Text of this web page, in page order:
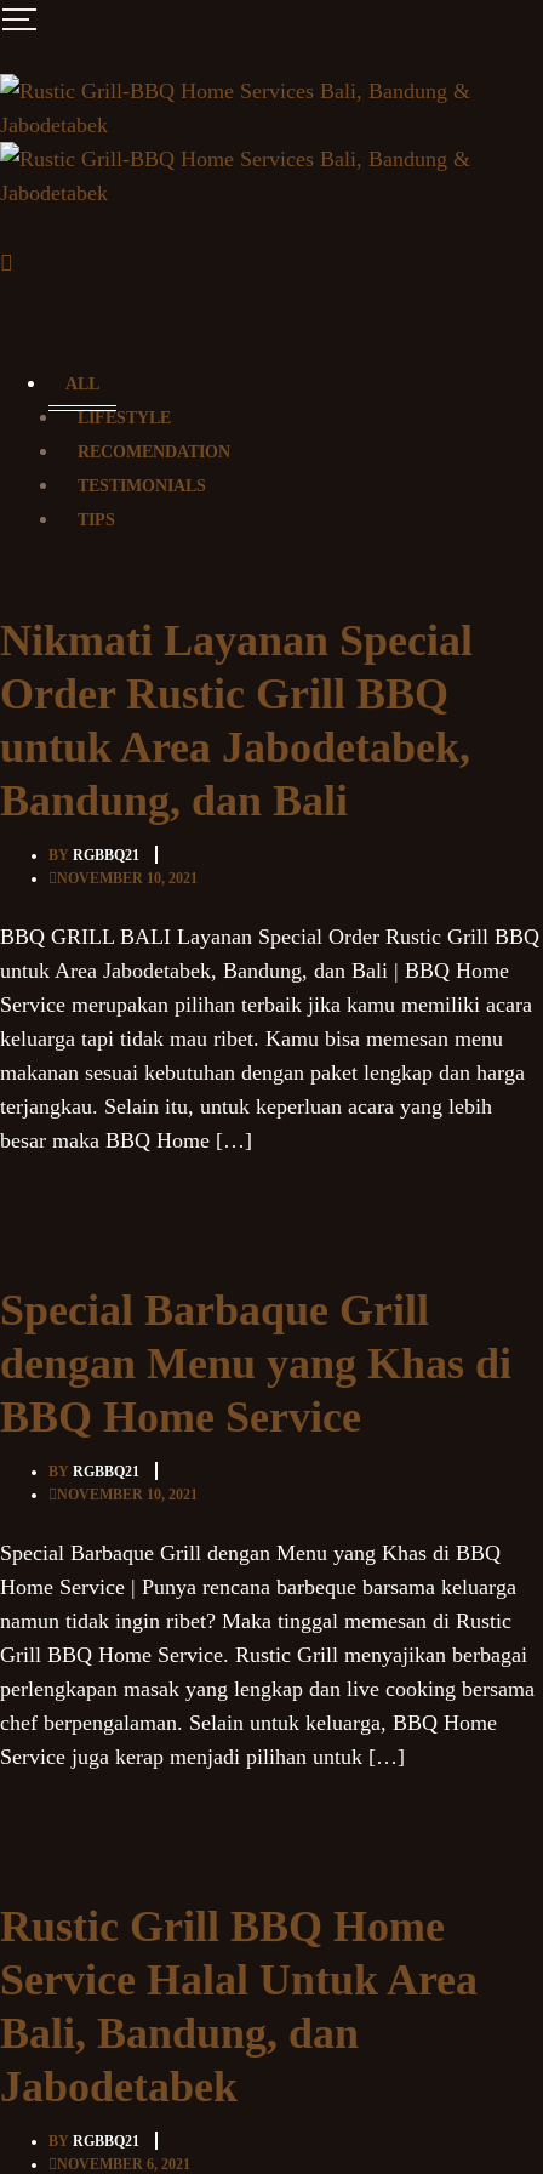
ALL
LIFESTYLE
RECOMENDATION
TESTIMONIALS
TIPS
Nikmati Layanan Special
Order Rustic Grill BBQ
untuk Area Jabodetabek,
Bandung, dan Bali
BY RGBBQ21
NOVEMBER 10, 2021
BBQ GRILL BALI Layanan Special Order Rustic Grill BBQ
untuk Area Jabodetabek, Bandung, dan Bali | BBQ Home
Service merupakan pilihan terbaik jika kamu memiliki acara
keluarga tapi tidak mau ribet. Kamu bisa memesan menu
makanan sesuai kebutuhan dengan paket lengkap dan harga
terjangkau. Selain itu, untuk keperluan acara yang lebih
besar maka BBQ Home […]
Special Barbaque Grill
dengan Menu yang Khas di
BBQ Home Service
BY RGBBQ21
NOVEMBER 10, 2021
Special Barbaque Grill dengan Menu yang Khas di BBQ
Home Service | Punya rencana barbeque barsama keluarga
namun tidak ingin ribet? Maka tinggal memesan di Rustic
Grill BBQ Home Service. Rustic Grill menyajikan berbagai
perlengkapan masak yang lengkap dan live cooking bersama
chef berpengalaman. Selain untuk keluarga, BBQ Home
Service juga kerap menjadi pilihan untuk […]
Rustic Grill BBQ Home
Service Halal Untuk Area
Bali, Bandung, dan
Jabodetabek
BY RGBBQ21
NOVEMBER 6, 2021